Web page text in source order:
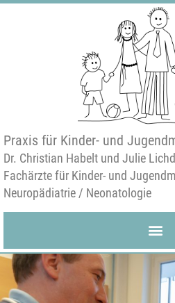
Praxis für Kinder- und
Dr. Christian Habelt und Julie
Fachärzte für Kinder- und
Neuropädiatrie / Neonatologie